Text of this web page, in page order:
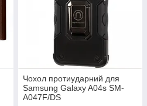
Чохол протиударний для
Samsung Galaxy A04s SM-
A047F/DS